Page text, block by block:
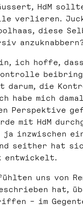
HdM
verlieren.
diese
ich hoffe, dass
darum, die
habe mich
Perspektive
mit HdM
ja inzwischen
seither hat
entwickelt.
uns von
hat,
– im